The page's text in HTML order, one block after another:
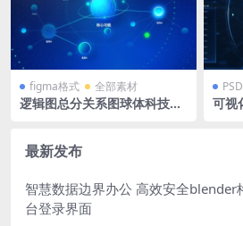
figma格式 全部素材
逻辑图总分关系图球体科技蓝
可视
最新发布
智慧数据边界办公 高效安全blender
台登录界面